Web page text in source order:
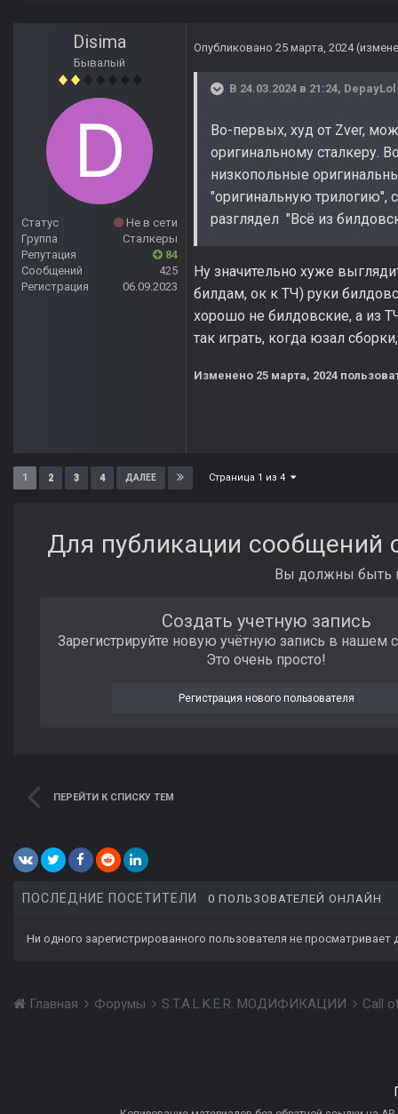
Disima
Бывалый
Статус
Не в сети
Группа
Сталкеры
Репутация
84
Сообщений
425
Регистрация
06.09.2023
Опубликовано 25 марта, 2024
В 24.03.2024 в 21:24, DepayLol
Во-первых, худ от Zver,
оригинальному сталкеру.
низкопольные
"оригинальную трилогию",
разглядел "Всё из
Ну значительно хуже
билдам, ок к ТЧ) руки
хорошо не билдовские, а из
так играть, когда юзал
Изменено 25 марта, 2024
1 2 3 4 ДАЛЕЕ Страница 1 из 4
Для публикации сообщений
Вы должны быть
Создать учетную запись
Зарегистрируйте новую учётную запись в нашем
Это очень просто!
Регистрация нового пользователя
ПЕРЕЙТИ К СПИСКУ ТЕМ
ПОСЛЕДНИЕ ПОСЕТИТЕЛИ 0 ПОЛЬЗОВАТЕЛЕЙ ОНЛАЙН
Ни одного зарегистрированного пользователя не просматривает
Главная Форумы S.T.A.L.K.E.R. МОДИФИКАЦИИ Call